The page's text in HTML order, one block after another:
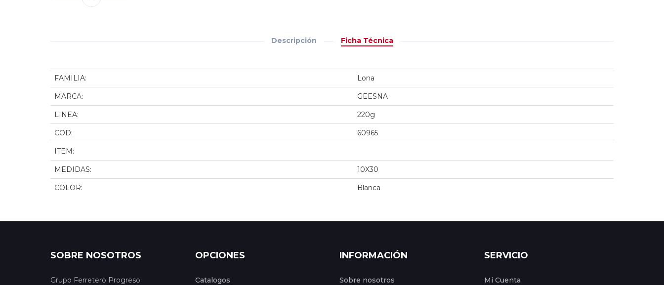
Descripción Ficha Técnica
FAMILIA: Lona
MARCA: GEESNA
LINEA: 220g
COD: 60965
ITEM:
MEDIDAS: 10X30
COLOR: Blanca
SOBRE NOSOTROS
Grupo Ferretero Progreso
OPCIONES
Catalogos
INFORMACIÓN
Sobre nosotros
SERVICIO
Mi Cuenta